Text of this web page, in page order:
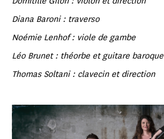
Diana Baroni : traverso
Noémie Lenhof : viole de gambe
Léo Brunet : théorbe et guitare baroque
Thomas Soltani : clavecin et direction